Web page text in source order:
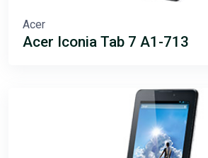
Acer
Acer Iconia Tab 7 A1-713